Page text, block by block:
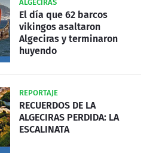
ALGECIRAS
El día que 62 barcos
vikingos asaltaron
Algeciras y terminaron
huyendo
REPORTAJE
RECUERDOS DE LA
ALGECIRAS PERDIDA: LA
ESCALINATA